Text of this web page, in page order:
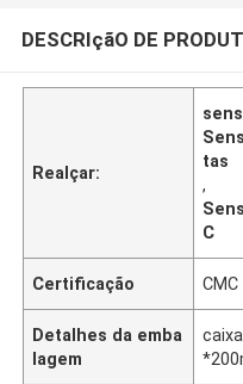
DESCRIçãO DE
Realçar:
tas
,
C
Certificação CMC
Detalhes da emba
lagem